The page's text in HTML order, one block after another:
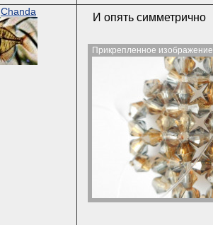
Chanda И опять симметрично
Прикрепленное